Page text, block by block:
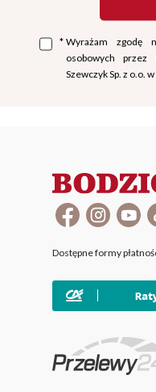
* Wyrażam zgodę
osobowych przez
Szewczyk Sp. z o.o.
Dostępne formy